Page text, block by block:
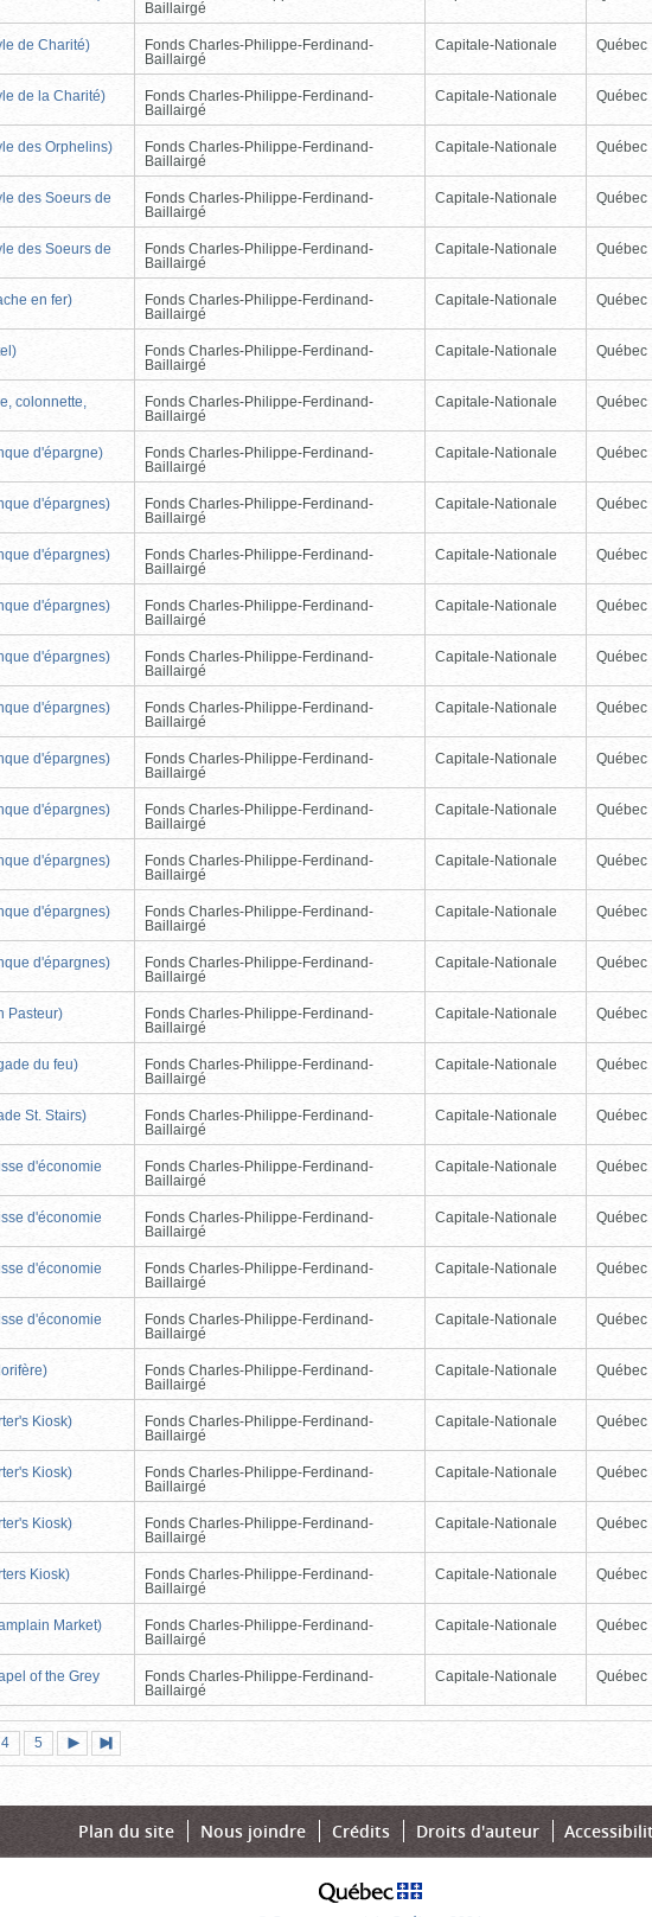
Baillairgé
de Charité)
Fonds Charles-Philippe-Ferdinand-
Baillairgé
Capitale-Nationale Québec
de la Charité)
Fonds Charles-Philippe-Ferdinand-
Baillairgé
Capitale-Nationale Québec
des Orphelins)
Fonds Charles-Philippe-Ferdinand-
Baillairgé
Capitale-Nationale Québec
des Soeurs de
Fonds Charles-Philippe-Ferdinand-
Baillairgé
Capitale-Nationale Québec
des Soeurs de
Fonds Charles-Philippe-Ferdinand-
Baillairgé
Capitale-Nationale Québec
en fer)
Fonds Charles-Philippe-Ferdinand-
Baillairgé
Capitale-Nationale Québec
Fonds Charles-Philippe-Ferdinand-
Baillairgé
Capitale-Nationale Québec
colonnette,
Fonds Charles-Philippe-Ferdinand-
Baillairgé
Capitale-Nationale Québec
d'épargne)
Fonds Charles-Philippe-Ferdinand-
Baillairgé
Capitale-Nationale Québec
d'épargnes)
Fonds Charles-Philippe-Ferdinand-
Baillairgé
Capitale-Nationale Québec
d'épargnes)
Fonds Charles-Philippe-Ferdinand-
Baillairgé
Capitale-Nationale Québec
d'épargnes)
Fonds Charles-Philippe-Ferdinand-
Baillairgé
Capitale-Nationale Québec
d'épargnes)
Fonds Charles-Philippe-Ferdinand-
Baillairgé
Capitale-Nationale Québec
d'épargnes)
Fonds Charles-Philippe-Ferdinand-
Baillairgé
Capitale-Nationale Québec
d'épargnes)
Fonds Charles-Philippe-Ferdinand-
Baillairgé
Capitale-Nationale Québec
d'épargnes)
Fonds Charles-Philippe-Ferdinand-
Baillairgé
Capitale-Nationale Québec
d'épargnes)
Fonds Charles-Philippe-Ferdinand-
Baillairgé
Capitale-Nationale Québec
d'épargnes)
Fonds Charles-Philippe-Ferdinand-
Baillairgé
Capitale-Nationale Québec
d'épargnes)
Fonds Charles-Philippe-Ferdinand-
Baillairgé
Capitale-Nationale Québec
Pasteur)
Fonds Charles-Philippe-Ferdinand-
Baillairgé
Capitale-Nationale Québec
du feu)
Fonds Charles-Philippe-Ferdinand-
Baillairgé
Capitale-Nationale Québec
St. Stairs)
Fonds Charles-Philippe-Ferdinand-
Baillairgé
Capitale-Nationale Québec
d'économie
Fonds Charles-Philippe-Ferdinand-
Baillairgé
Capitale-Nationale Québec
d'économie
Fonds Charles-Philippe-Ferdinand-
Baillairgé
Capitale-Nationale Québec
d'économie
Fonds Charles-Philippe-Ferdinand-
Baillairgé
Capitale-Nationale Québec
d'économie
Fonds Charles-Philippe-Ferdinand-
Baillairgé
Capitale-Nationale Québec
Fonds Charles-Philippe-Ferdinand-
Baillairgé
Capitale-Nationale Québec
Kiosk)
Fonds Charles-Philippe-Ferdinand-
Baillairgé
Capitale-Nationale Québec
Kiosk)
Fonds Charles-Philippe-Ferdinand-
Baillairgé
Capitale-Nationale Québec
Kiosk)
Fonds Charles-Philippe-Ferdinand-
Baillairgé
Capitale-Nationale Québec
Kiosk)
Fonds Charles-Philippe-Ferdinand-
Baillairgé
Capitale-Nationale Québec
Market)
Fonds Charles-Philippe-Ferdinand-
Baillairgé
Capitale-Nationale Québec
of the Grey
Fonds Charles-Philippe-Ferdinand-
Baillairgé
Capitale-Nationale Québec
Page
4 Page
5
suivante
page
Plan du site Nous joindre Crédits Droits d'auteur